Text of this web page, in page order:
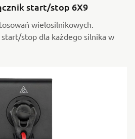
start/stop 6X9
wielosilnikowych.
stop dla każdego silnika w